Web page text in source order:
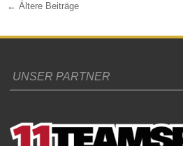
Post navigation
← Ältere Beiträge
UNSER PARTNER